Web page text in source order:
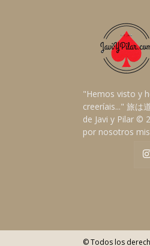
"Hemos visto y
creeríais..." 旅は
de Javi y Pilar ©
por nosotros
© Todos los